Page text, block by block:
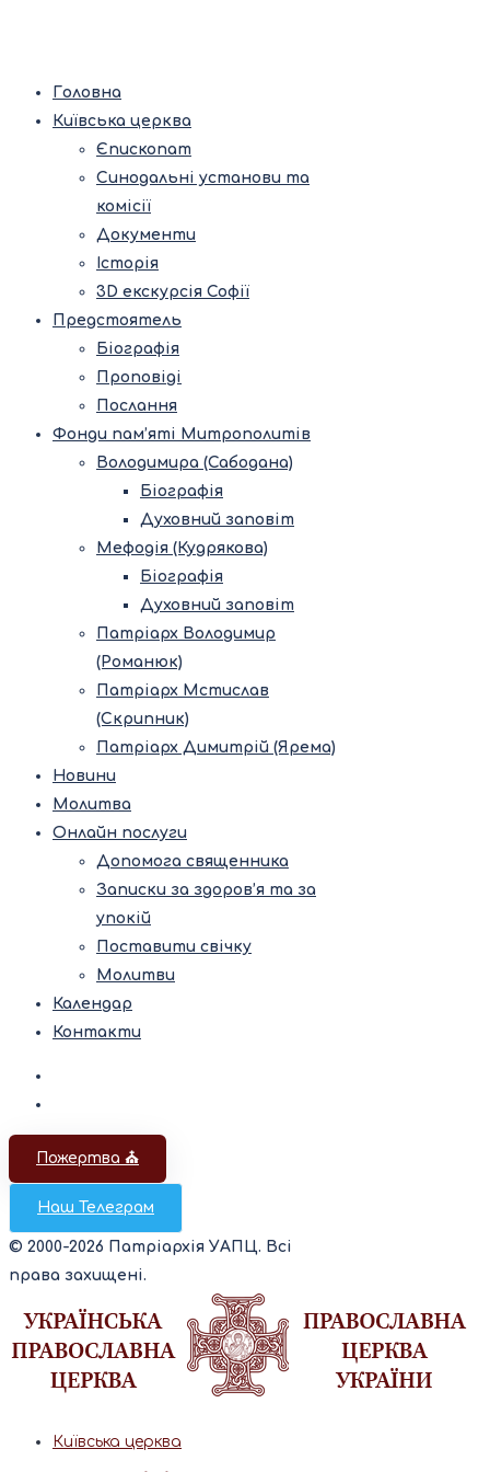
Головна
Київська церква
Єпископат
Синодальні установи та
комісії
Документи
Історія
3D екскурсія Софії
Предстоятель
Біографія
Проповіді
Послання
Фонди пам’яті Митрополитів
Володимира (Сабодана)
Біографія
Духовний заповіт
Мефодія (Кудрякова)
Біографія
Духовний заповіт
Патріарх Володимир
(Романюк)
Патріарх Мстислав
(Скрипник)
Патріарх Димитрій (Ярема)
Новини
Молитва
Онлайн послуги
Допомога священника
Записки за здоров’я та за
упокій
Поставити свічку
Молитви
Календар
Контакти
Пожертва ⛪️
Наш Телеграм
© 2000-2026 Патріархія УАПЦ. Всі
права захищені.
Київська церква